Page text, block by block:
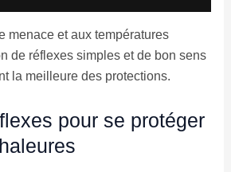
menace et aux températures
de réflexes simples et de bon sens
la meilleure des protections.
pour se protéger